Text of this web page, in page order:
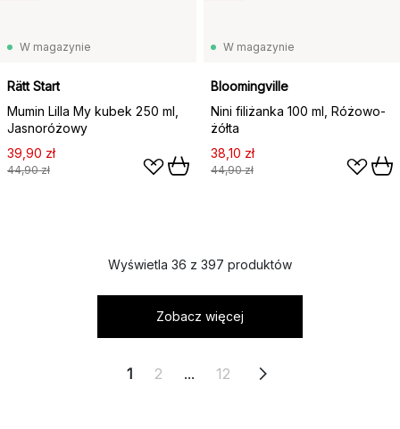
W magazynie
Rätt Start
Mumin Lilla My kubek 250 ml,
Jasnoróżowy
39,90 zł
44,90 zł
W magazynie
Bloomingville
Nini filiżanka 100 ml, Różowo-
żółta
38,10 zł
44,90 zł
Wyświetla 36 z 397 produktów
Zobacz więcej
1 2 ... 12